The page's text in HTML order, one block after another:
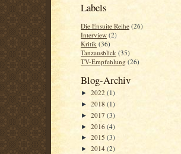
Labels
Die Ensuite Reihe (26)
Interview (2)
Kritik (36)
Tanzausblick (35)
TV-Empfehlung (26)
Blog-Archiv
► 2022 (1)
► 2018 (1)
► 2017 (3)
► 2016 (4)
► 2015 (3)
► 2014 (2)